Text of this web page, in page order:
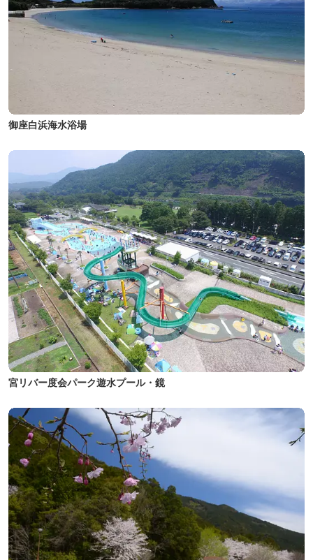
御座白浜海水浴場
宮リバー度会パーク遊水プール・鏡